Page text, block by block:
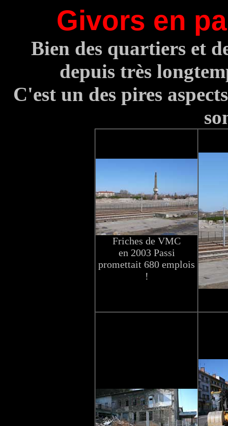
Givors en
Bien des quartiers et
depuis très
C'est un des pires
Friches de VMC
en 2003 Passi
promettait 680 emplois
!